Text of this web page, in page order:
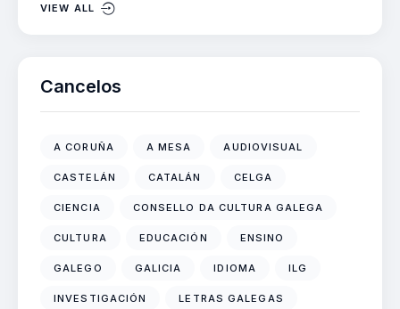
VIEW ALL
Cancelos
A CORUÑA A MESA AUDIOVISUAL
CASTELÁN CATALÁN CELGA
CIENCIA CONSELLO DA CULTURA GALEGA
CULTURA EDUCACIÓN ENSINO
GALEGO GALICIA IDIOMA ILG
INVESTIGACIÓN LETRAS GALEGAS